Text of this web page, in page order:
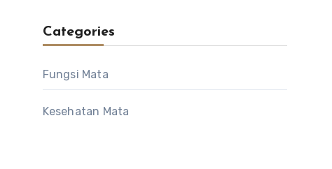
Categories
Fungsi Mata
Kesehatan Mata